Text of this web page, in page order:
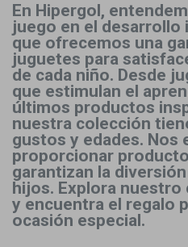
En Hipergol,
juego en el desarrollo
que ofrecemos una
juguetes para
de cada niño. Desde
que estimulan el
últimos productos
nuestra colección
gustos y edades. Nos
proporcionar
garantizan la
hijos. Explora
y encuentra el regalo
ocasión especial.